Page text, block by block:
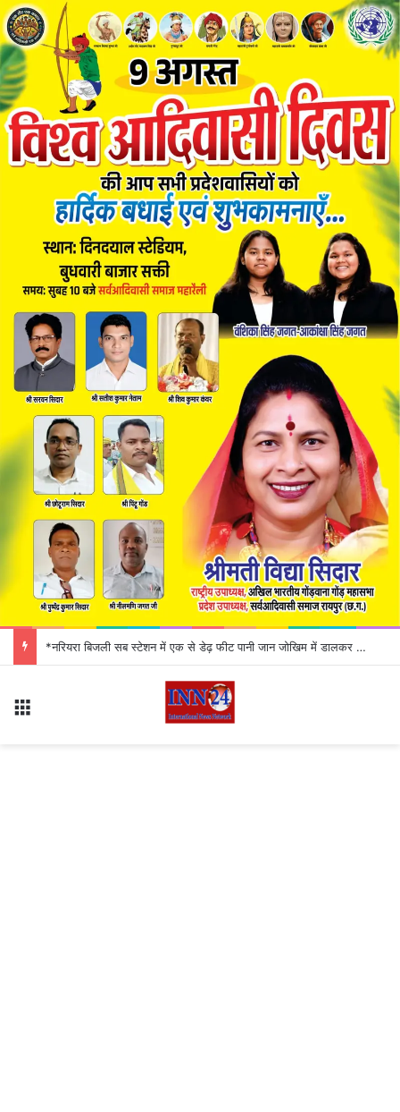
UPI ID को लेकर बड़ा अलर्ट! कहीं आपकी एक छोटी सी गलती न कर दे बैंक अकाउंट खाली